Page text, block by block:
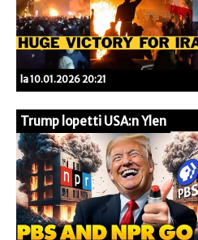
la 10.01.2026 20:21
Trump lopetti USA:n Ylen